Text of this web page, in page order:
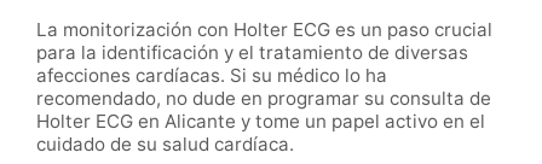
La monitorización con Holter ECG es un paso crucial
para la identificación y el tratamiento de diversas
afecciones cardíacas. Si su médico lo ha
recomendado, no dude en programar su consulta de
Holter ECG en Alicante y tome un papel activo en el
cuidado de su salud cardíaca.